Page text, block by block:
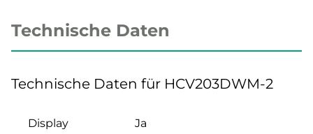
Technische Daten
Technische Daten für HCV203DWM-2
Display Ja